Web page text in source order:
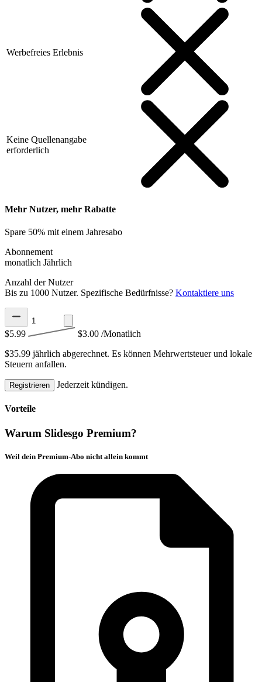
Werbefreies Erlebnis
Keine Quellenangabe
erforderlich
Mehr Nutzer, mehr Rabatte
Spare 50% mit einem Jahresabo
Abonnement
monatlich Jährlich
Anzahl der Nutzer
Bis zu 1000 Nutzer. Spezifische Bedürfnisse? Kontaktiere uns
$5.99 $3.00 /Monatlich
$35.99 jährlich abgerechnet. Es können Mehrwertsteuer und lokale
Steuern anfallen.
Registrieren Jederzeit kündigen.
Vorteile
Warum Slidesgo Premium?
Weil dein Premium-Abo nicht allein kommt